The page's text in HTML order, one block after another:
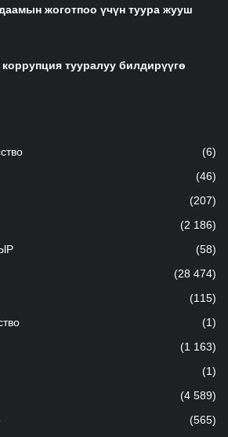
жоготпоо үчүн туура жууш
тууралуу билдирүүгө
(6)
(46)
(207)
(2 186)
(58)
(28 474)
(115)
(1)
(1 163)
(1)
(4 589)
(565)